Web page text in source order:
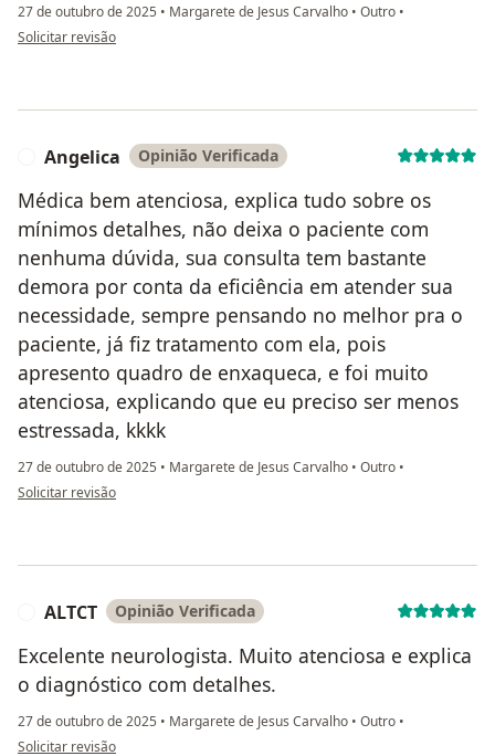
27 de outubro de 2025 • Margarete de Jesus Carvalho • Outro •
na opinião do utilizador NZK
Solicitar revisão
Angelica Opinião Verificada
Médica bem atenciosa, explica tudo sobre os
mínimos detalhes, não deixa o paciente com
nenhuma dúvida, sua consulta tem bastante
demora por conta da eficiência em atender sua
necessidade, sempre pensando no melhor pra o
paciente, já fiz tratamento com ela, pois
apresento quadro de enxaqueca, e foi muito
atenciosa, explicando que eu preciso ser menos
estressada, kkkk
27 de outubro de 2025 • Margarete de Jesus Carvalho • Outro •
na opinião do utilizador Angelica
Solicitar revisão
ALTCT Opinião Verificada
Excelente neurologista. Muito atenciosa e explica
o diagnóstico com detalhes.
27 de outubro de 2025 • Margarete de Jesus Carvalho • Outro •
na opinião do utilizador ALTCT
Solicitar revisão